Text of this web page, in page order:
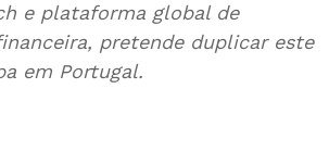
e plataforma global de
pretende duplicar este
em Portugal.